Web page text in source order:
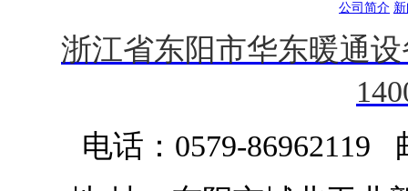
公司简介
浙江省东阳市华东暖通
电话：0579-86962119